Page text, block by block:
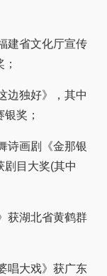
省文化厅宣传
独好》，其中
奖；
画剧《金那银
剧目大奖(其中
湖北省黄鹤群
大戏》获广东